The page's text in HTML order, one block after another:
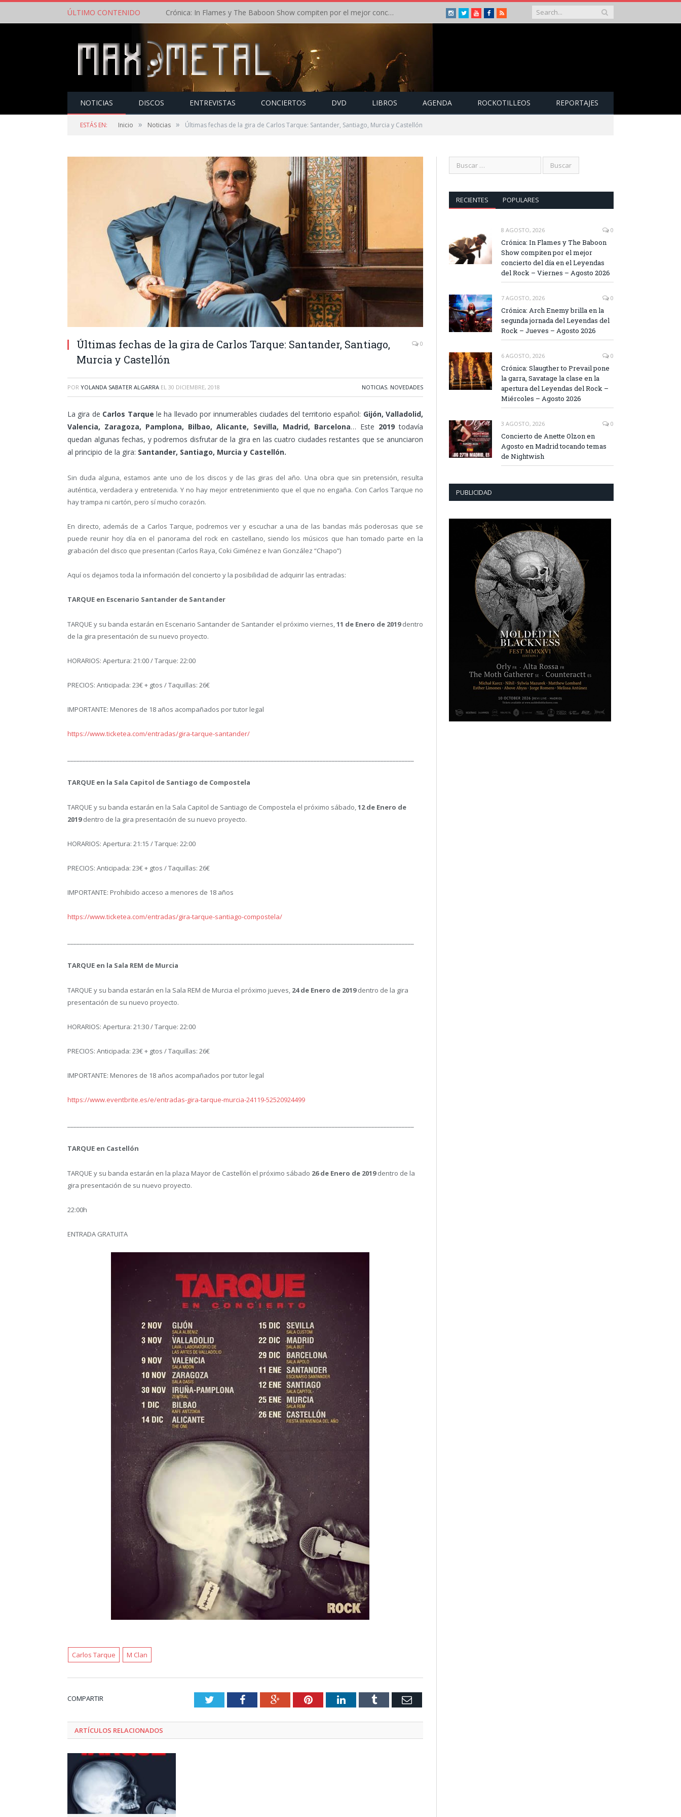
ÚLTIMO CONTENIDO Crónica: In Flames y The Baboon Show compiten por el mejor concierto del día en el Leyendas del Rock – Viernes – Agosto 2026 Instagram
TwitterYoutubeFacebook
RSS
NOTICIAS DISCOS ENTREVISTAS CONCIERTOS DVD LIBROS AGENDA ROCKOTILLEOS REPORTAJES
ESTÁS EN: Inicio » Noticias » Últimas fechas de la gira de Carlos Tarque: Santander, Santiago, Murcia y Castellón
Últimas fechas de la gira de Carlos Tarque: Santander, Santiago,
Murcia y Castellón
0
POR YOLANDA SABATER ALGARRA EL 30 DICIEMBRE, 2018 NOTICIAS, NOVEDADES
La gira de Carlos Tarque le ha llevado por innumerables ciudades del territorio español: Gijón, Valladolid,
Valencia, Zaragoza, Pamplona, Bilbao, Alicante, Sevilla, Madrid, Barcelona… Este 2019todavía
quedan algunas fechas, y podremos disfrutar de la gira en las cuatro ciudades restantes que se anunciaron
al principio de la gira: Santander, Santiago, Murcia y Castellón.
Sin duda alguna, estamos ante uno de los discos y de las giras del año. Una obra que sin pretensión, resulta
auténtica, verdadera y entretenida. Y no hay mejor entretenimiento que el que no engaña. Con Carlos Tarque no
hay trampa ni cartón, pero sí mucho corazón.
En directo, además de a Carlos Tarque, podremos ver y escuchar a una de las bandas más poderosas que se
puede reunir hoy día en el panorama del rock en castellano, siendo los músicos que han tomado parte en la
grabación del disco que presentan (Carlos Raya, Coki Giménez e Ivan González “Chapo”)
Aquí os dejamos toda la información del concierto y la posibilidad de adquirir las entradas:
TARQUE en Escenario Santander de Santander
TARQUE y su banda estarán en Escenario Santander de Santander el próximo viernes, 11 de Enero de 2019dentro
de la gira presentación de su nuevo proyecto.
HORARIOS: Apertura: 21:00 / Tarque: 22:00
PRECIOS: Anticipada: 23€ + gtos / Taquillas: 26€
IMPORTANTE: Menores de 18 años acompañados por tutor legal
https://www.ticketea.com/entradas/gira-tarque-santander/
TARQUE en la Sala Capitol de Santiago de Compostela
TARQUE y su banda estarán en la Sala Capitol de Santiago de Compostela el próximo sábado, 12 de Enero de
2019dentro de la gira presentación de su nuevo proyecto.
HORARIOS: Apertura: 21:15 / Tarque: 22:00
PRECIOS: Anticipada: 23€ + gtos / Taquillas: 26€
IMPORTANTE: Prohibido acceso a menores de 18 años
https://www.ticketea.com/entradas/gira-tarque-santiago-compostela/
TARQUE en la Sala REM de Murcia
TARQUE y su banda estarán en la Sala REM de Murcia el próximo jueves, 24 de Enero de 2019dentro de la gira
presentación de su nuevo proyecto.
HORARIOS: Apertura: 21:30 / Tarque: 22:00
PRECIOS: Anticipada: 23€ + gtos / Taquillas: 26€
IMPORTANTE: Menores de 18 años acompañados por tutor legal
https://www.eventbrite.es/e/entradas-gira-tarque-murcia-24119-52520924499
TARQUE en Castellón
TARQUE y su banda estarán en la plaza Mayor de Castellón el próximo sábado 26 de Enero de 2019dentro de la
gira presentación de su nuevo proyecto.
22:00h
ENTRADA GRATUITA
Carlos Tarque M Clan
COMPARTIR TwitterFacebookGoogle+PinterestLinkedInTumblr Email
ARTÍCULOS RELACIONADOS
RECIENTES POPULARES
8 AGOSTO, 2026 0
Crónica: In Flames y The Baboon
Show compiten por el mejor
concierto del día en el Leyendas
del Rock – Viernes – Agosto 2026
7 AGOSTO, 2026 0
Crónica: Arch Enemy brilla en la
segunda jornada del Leyendas del
Rock – Jueves – Agosto 2026
6 AGOSTO, 2026 0
Crónica: Slaugther to Prevail pone
la garra, Savatage la clase en la
apertura del Leyendas del Rock –
Miércoles – Agosto 2026
3 AGOSTO, 2026 0
Concierto de Anette Olzon en
Agosto en Madrid tocando temas
de Nightwish
PUBLICIDAD